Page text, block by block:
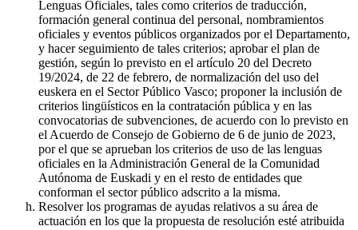
Lenguas Oficiales, tales como criterios de traducción,
formación general continua del personal, nombramientos
oficiales y eventos públicos organizados por el Departamento,
y hacer seguimiento de tales criterios; aprobar el plan de
gestión, según lo previsto en el artículo 20 del Decreto
19/2024, de 22 de febrero, de normalización del uso del
euskera en el Sector Público Vasco; proponer la inclusión de
criterios lingüísticos en la contratación pública y en las
convocatorias de subvenciones, de acuerdo con lo previsto en
el Acuerdo de Consejo de Gobierno de 6 de junio de 2023,
por el que se aprueban los criterios de uso de las lenguas
oficiales en la Administración General de la Comunidad
Autónoma de Euskadi y en el resto de entidades que
conforman el sector público adscrito a la misma.
Resolver los programas de ayudas relativos a su área de
actuación en los que la propuesta de resolución esté atribuida